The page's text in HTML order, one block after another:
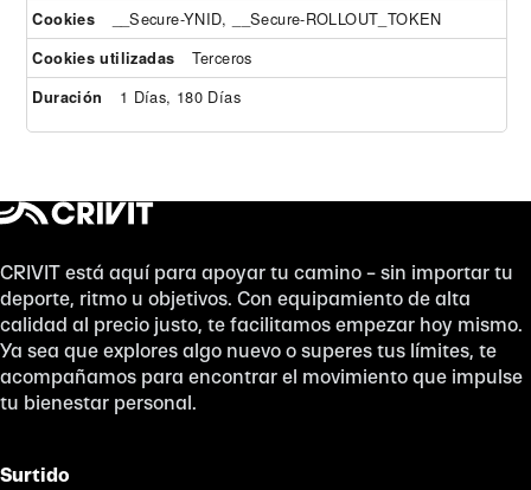
__Secure-YNID, __Secure-ROLLOUT_TOKEN
Terceros
1 Días, 180 Días
CRIVIT está aquí para apoyar tu camino – sin importar tu
deporte, ritmo u objetivos. Con equipamiento de alta
calidad al precio justo, te facilitamos empezar hoy mismo.
Ya sea que explores algo nuevo o superes tus límites, te
acompañamos para encontrar el movimiento que impulse
tu bienestar personal.
Surtido